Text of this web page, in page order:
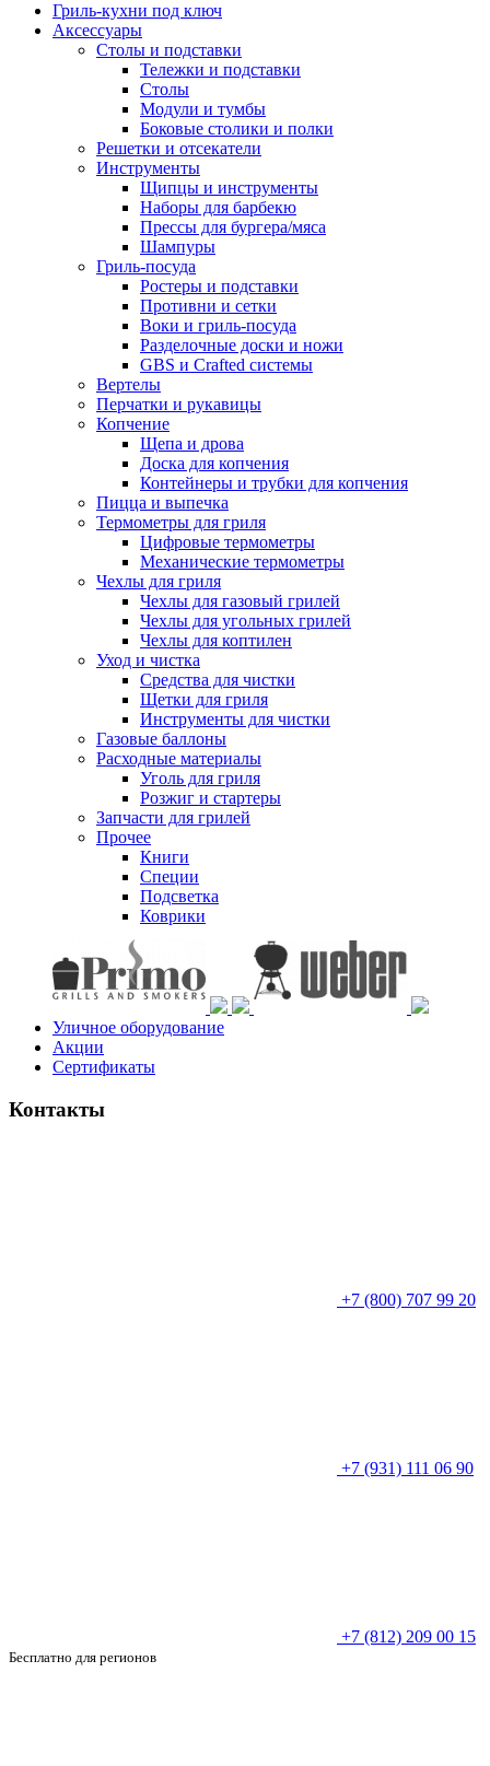
Гриль-кухни под ключ
Аксессуары
Столы и подставки
Тележки и подставки
Столы
Модули и тумбы
Боковые столики и полки
Решетки и отсекатели
Инструменты
Щипцы и инструменты
Наборы для барбекю
Прессы для бургера/мяса
Шампуры
Гриль-посуда
Ростеры и подставки
Противни и сетки
Воки и гриль-посуда
Разделочные доски и ножи
GBS и Crafted системы
Вертелы
Перчатки и рукавицы
Копчение
Щепа и дрова
Доска для копчения
Контейнеры и трубки для копчения
Пицца и выпечка
Термометры для гриля
Цифровые термометры
Механические термометры
Чехлы для гриля
Чехлы для газовый грилей
Чехлы для угольных грилей
Чехлы для коптилен
Уход и чистка
Средства для чистки
Щетки для гриля
Инструменты для чистки
Газовые баллоны
Расходные материалы
Уголь для гриля
Розжиг и стартеры
Запчасти для грилей
Прочее
Книги
Специи
Подсветка
Коврики
Уличное оборудование
Акции
Сертификаты
Контакты
+7 (800) 707 99 20
+7 (931) 111 06 90
+7 (812) 209 00 15
Бесплатно для регионов